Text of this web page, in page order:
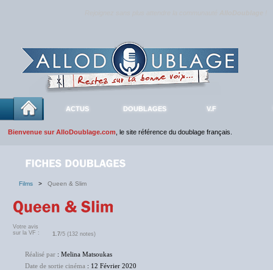
ACTUS DOUBLAGES V.F
Bienvenue sur AlloDoublage.com , le site référence du doublage français.
Films > Queen & Slim
Votre avis
sur la VF :
1.7/5 (132 notes)
Réalisé par : Melina Matsoukas
Date de sortie cinéma : 12 Février 2020